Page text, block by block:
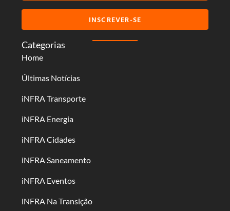
Categorias
Home
Últimas Notícias
iNFRA Transporte
iNFRA Energia
iNFRA Cidades
iNFRA Saneamento
iNFRA Eventos
iNFRA Na Transição
INSCREVER-SE